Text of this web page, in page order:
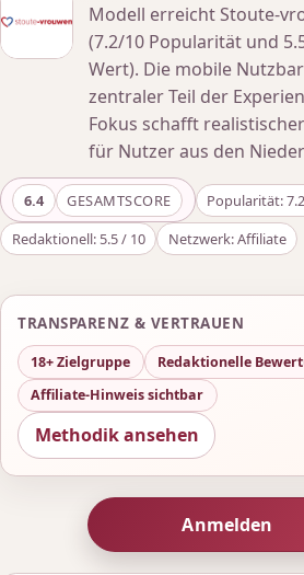
Modell erreicht Stoute-
(7.2/10 Popularität und
Wert). Die mobile
zentraler Teil der
Fokus schafft
für Nutzer aus den
6.4 GESAMTSCORE
Popularität:
Redaktionell: 5.5 / 10
Netzwerk: Affiliate
TRANSPARENZ & VERTRAUEN
18+ Zielgruppe
Redaktionelle
Affiliate-Hinweis sichtbar
Methodik ansehen
Anmelden